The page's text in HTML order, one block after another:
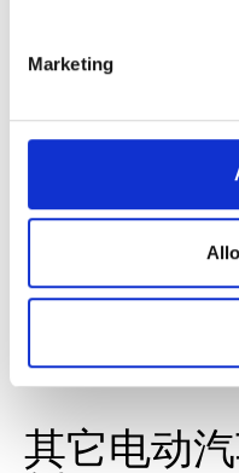
website visitors to better
You can change your
Marketing
FIM 薄膜嵌入注
其它电动